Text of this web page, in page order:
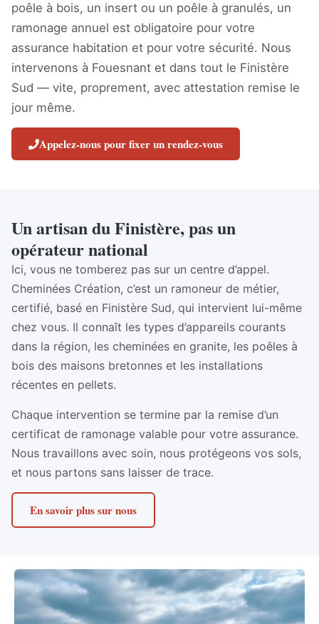
poêle à bois, un insert ou un poêle à granulés, un
ramonage annuel est obligatoire pour votre
assurance habitation et pour votre sécurité. Nous
intervenons à Fouesnant et dans tout le Finistère
Sud — vite, proprement, avec attestation remise le
jour même.
Appelez-nous pour fixer un rendez-vous
Un artisan du Finistère, pas un
opérateur national
Ici, vous ne tomberez pas sur un centre d’appel.
Cheminées Création, c’est un ramoneur de métier,
certifié, basé en Finistère Sud, qui intervient lui-même
chez vous. Il connaît les types d’appareils courants
dans la région, les cheminées en granite, les poêles à
bois des maisons bretonnes et les installations
récentes en pellets.
Chaque intervention se termine par la remise d’un
certificat de ramonage valable pour votre assurance.
Nous travaillons avec soin, nous protégeons vos sols,
et nous partons sans laisser de trace.
En savoir plus sur nous